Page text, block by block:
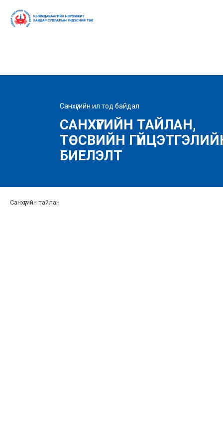
Санхүүгийн ил тод байдал
САНХҮҮГИЙН ТАЙЛАН,
ТӨСВИЙН
БИЕЛЭЛТ
Санхүүгийн тайлан